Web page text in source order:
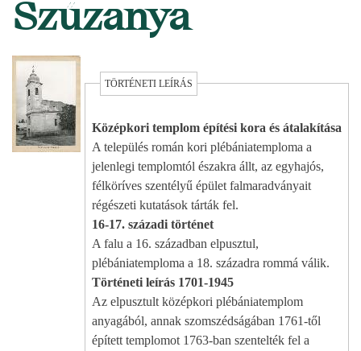
Szűzanya
TÖRTÉNETI LEÍRÁS
Középkori templom építési kora és átalakítása
A település román kori plébániatemploma a
jelenlegi templomtól északra állt, az egyhajós,
félköríves szentélyű épület falmaradványait
régészeti kutatások tárták fel.
16-17. századi történet
A falu a 16. században elpusztul,
plébániatemploma a 18. századra rommá válik.
Történeti leírás 1701-1945
Az elpusztult középkori plébániatemplom
anyagából, annak szomszédságában 1761-től
épített templomot 1763-ban szentelték fel a